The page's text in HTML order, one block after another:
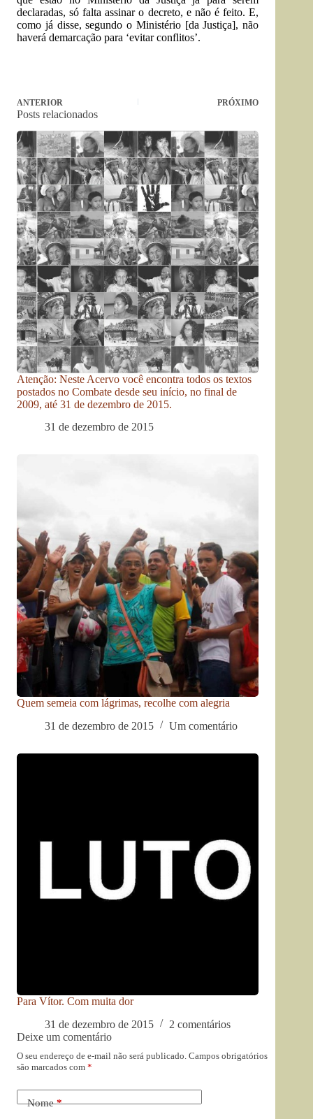
declaradas, só falta assinar o decreto, e não é feito. E,
como já disse, segundo o Ministério [da Justiça], não
haverá demarcação para ‘evitar conflitos’.
ANTERIOR PRÓXIMO
Posts relacionados
Atenção: Neste Acervo você encontra todos os textos
postados no Combate desde seu início, no final de
2009, até 31 de dezembro de 2015.
31 de dezembro de 2015
Quem semeia com lágrimas, recolhe com alegria
31 de dezembro de 2015
Um comentário
Para Vítor. Com muita dor
31 de dezembro de 2015
2 comentários
Deixe um comentário
O seu endereço de e-mail não será publicado. Campos obrigatórios
são marcados com *
Nome*